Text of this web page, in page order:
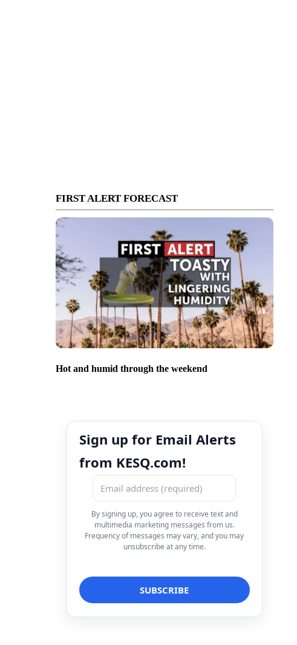
FIRST ALERT FORECAST
Hot and humid through the weekend
Sign up for Email Alerts
from KESQ.com!
By signing up, you agree to receive text and
multimedia marketing messages from us.
Frequency of messages may vary, and you may
unsubscribe at any time.